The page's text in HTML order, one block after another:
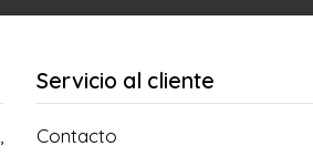
Servicio al cliente
Contacto